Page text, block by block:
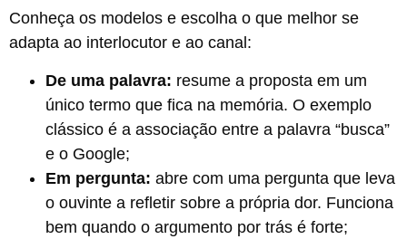
Conheça os modelos e escolha o que melhor se
adapta ao interlocutor e ao canal:
De uma palavra: resume a proposta em um
único termo que fica na memória. O exemplo
clássico é a associação entre a palavra “busca”
e o Google;
Em pergunta: abre com uma pergunta que leva
o ouvinte a refletir sobre a própria dor. Funciona
bem quando o argumento por trás é forte;